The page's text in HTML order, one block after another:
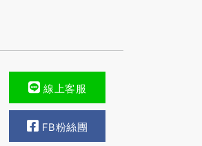
線上客服
FB粉絲團